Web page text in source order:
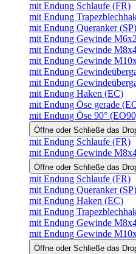
mit Endung Schlaufe (FR)
mit Endung
mit Endung Queranker (SP)
mit Endung Gewinde
mit Endung Gewinde
mit Endung Gewinde
mit Endung
mit Endung
mit Endung Haken (EC)
mit Endung Öse gerade
mit Endung Öse 90°
Öffne oder Schließe das
mit Endung Schlaufe (FR)
mit Endung Gewinde
Öffne oder Schließe das
mit Endung Schlaufe (FR)
mit Endung Queranker (SP)
mit Endung Haken (EC)
mit Endung
mit Endung Gewinde
mit Endung Gewinde
Öffne oder Schließe das